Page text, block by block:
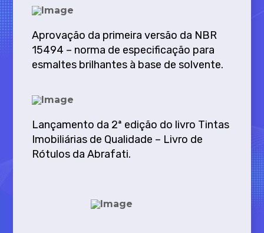
Aprovação da primeira versão da NBR
15494 – norma de especificação para
esmaltes brilhantes à base de solvente.
Lançamento da 2ª edição do livro Tintas
Imobiliárias de Qualidade – Livro de
Rótulos da Abrafati.